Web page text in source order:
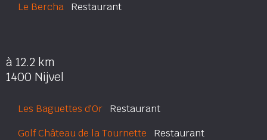
Le Bercha Restaurant
à 12.2 km
1400 Nijvel
Les Baguettes d'Or Restaurant
Golf Château de la Tournette Restaurant